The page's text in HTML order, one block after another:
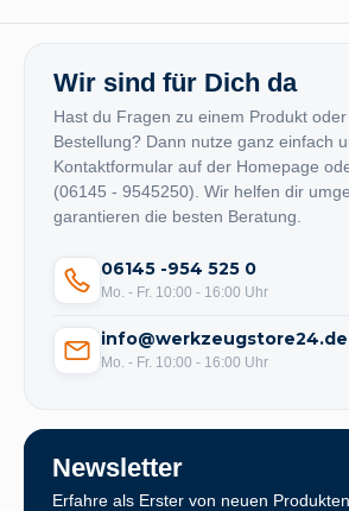
Wir sind für Dich da
Hast du Fragen zu einem Produkt
Bestellung? Dann nutze ganz einfach
Kontaktformular auf der Homepage
(06145 - 9545250). Wir helfen dir
garantieren die besten Beratung.
06145 -954 525 0
Mo. - Fr. 10:00 - 16:00 Uhr
info@werkzeugstore24.de
Mo. - Fr. 10:00 - 16:00 Uhr
Newsletter
Erfahre als Erster von neuen